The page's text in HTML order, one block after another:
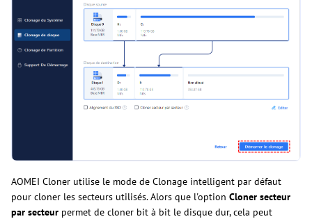
AOMEI Cloner utilise le mode de Clonage intelligent par défaut
pour cloner les secteurs utilisés. Alors que l'option Cloner secteur
par secteur permet de cloner bit à bit le disque dur, cela peut